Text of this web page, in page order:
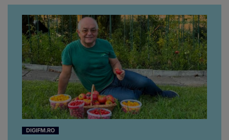
da, frumoasa iubită a lui
Florin Ristei e...
DIGIFM.RO